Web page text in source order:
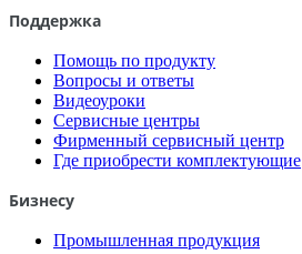
Поддержка
Помощь по продукту
Вопросы и ответы
Видеоуроки
Сервисные центры
Фирменный сервисный центр
Где приобрести комплектующие
Бизнесу
Промышленная продукция